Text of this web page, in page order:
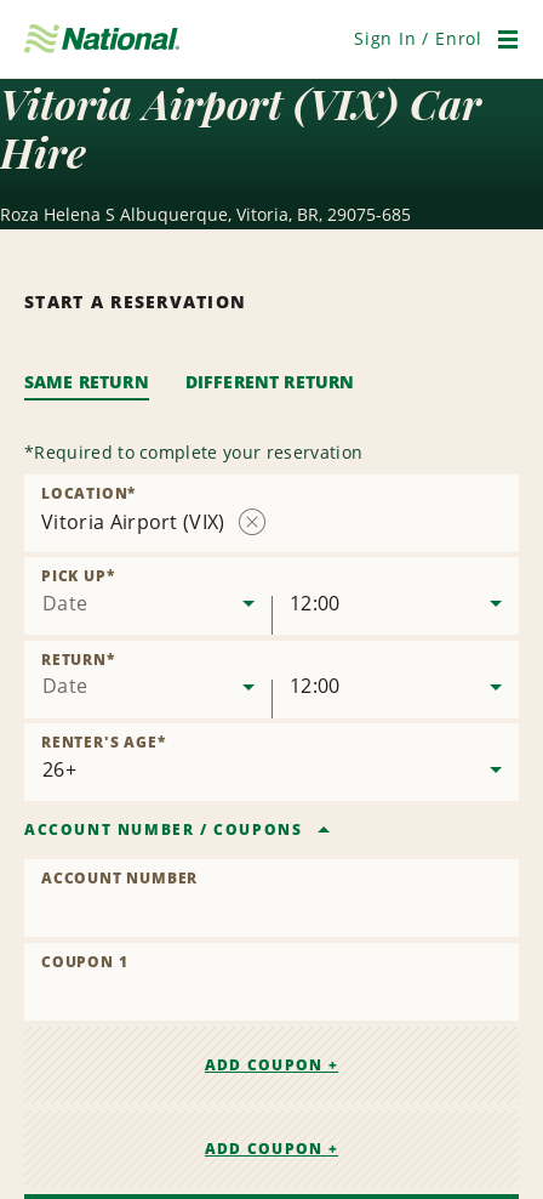
Navigation
Sign In / Enrol
Vitoria Airport (VIX) Car
Hire
Roza Helena S Albuquerque, Vitoria, BR, 29075-685
START A RESERVATION
SAME RETURN DIFFERENT RETURN
*Required to complete your reservation
Vitoria Airport (VIX)
LOCATION*
Date
PICK UP*
12:00
Date
RETURN*
12:00
RENTER'S AGE*
ACCOUNT NUMBER /COUPONS
ACCOUNT NUMBER
COUPON 1
ADD COUPON +
ADD COUPON +